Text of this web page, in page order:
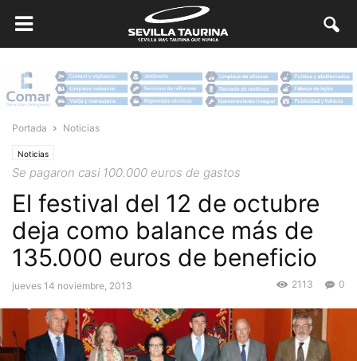
Portada Noticias
Noticias
Se pagaron casi 100.000 euros de gastos
El festival del 12 de octubre
deja como balance más de
135.000 euros de beneficio
jueves 14 noviembre, 2013 0
2113